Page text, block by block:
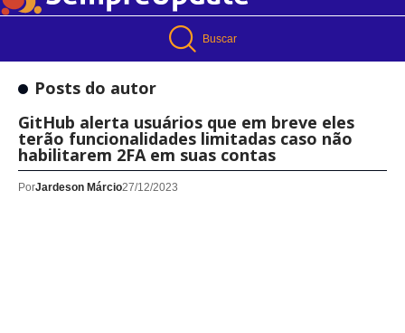
Buscar
Posts do autor
GitHub alerta usuários que em breve eles
terão funcionalidades limitadas caso não
habilitarem 2FA em suas contas
PorJardeson Márcio27/12/2023